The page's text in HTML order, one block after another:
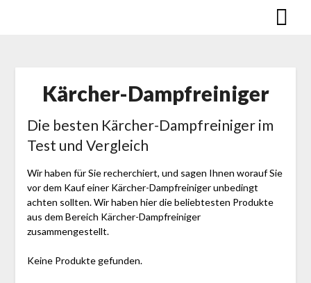
Kärcher-Dampfreiniger
Die besten Kärcher-Dampfreiniger im
Test und Vergleich
Wir haben für Sie recherchiert, und sagen Ihnen worauf Sie
vor dem Kauf einer Kärcher-Dampfreiniger unbedingt
achten sollten. Wir haben hier die beliebtesten Produkte
aus dem Bereich Kärcher-Dampfreiniger
zusammengestellt.
Keine Produkte gefunden.